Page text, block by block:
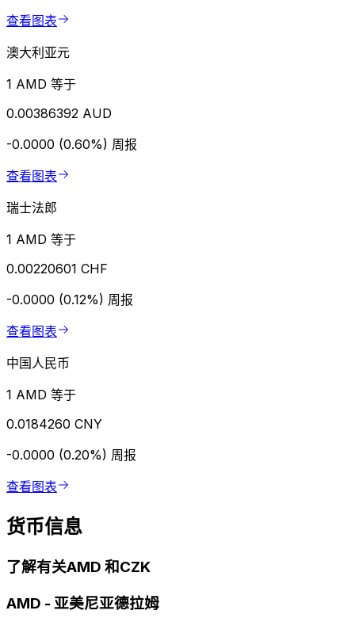
查看图表
澳大利亚元
1 AMD 等于
0.00386392 AUD
-0.0000 (0.60%) 周报
查看图表
瑞士法郎
1 AMD 等于
0.00220601 CHF
-0.0000 (0.12%) 周报
查看图表
中国人民币
1 AMD 等于
0.0184260 CNY
-0.0000 (0.20%) 周报
查看图表
货币信息
了解有关AMD 和CZK
AMD - 亚美尼亚德拉姆